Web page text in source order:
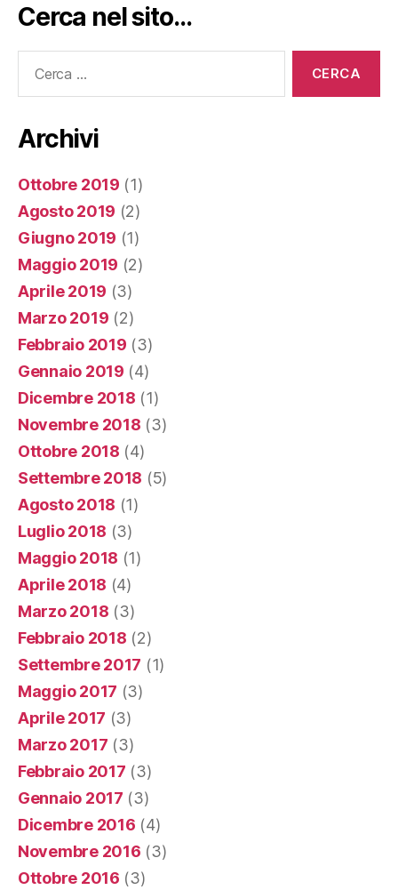
Cerca nel sito…
Archivi
Ottobre 2019 (1)
Agosto 2019 (2)
Giugno 2019 (1)
Maggio 2019 (2)
Aprile 2019 (3)
Marzo 2019 (2)
Febbraio 2019 (3)
Gennaio 2019 (4)
Dicembre 2018 (1)
Novembre 2018 (3)
Ottobre 2018 (4)
Settembre 2018 (5)
Agosto 2018 (1)
Luglio 2018 (3)
Maggio 2018 (1)
Aprile 2018 (4)
Marzo 2018 (3)
Febbraio 2018 (2)
Settembre 2017 (1)
Maggio 2017 (3)
Aprile 2017 (3)
Marzo 2017 (3)
Febbraio 2017 (3)
Gennaio 2017 (3)
Dicembre 2016 (4)
Novembre 2016 (3)
Ottobre 2016 (3)